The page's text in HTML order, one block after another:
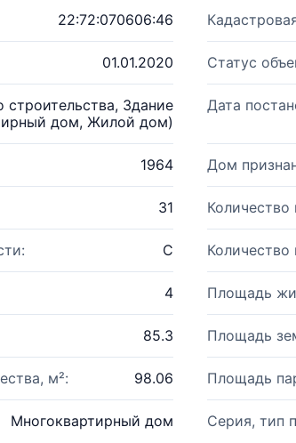
22:72:070606:46
01.01.2020 Статус
строительства, Здание
дом, Жилой дом)
Дата
1964 Дом
31
C Количество
4 Площадь
85.3 Площадь
м²: 98.06 Площадь
Многоквартирный дом Серия, тип